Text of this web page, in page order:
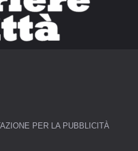
PER LA PUBBLICITÀ